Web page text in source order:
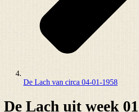
De Lach van circa 04-01-1958
De Lach uit week